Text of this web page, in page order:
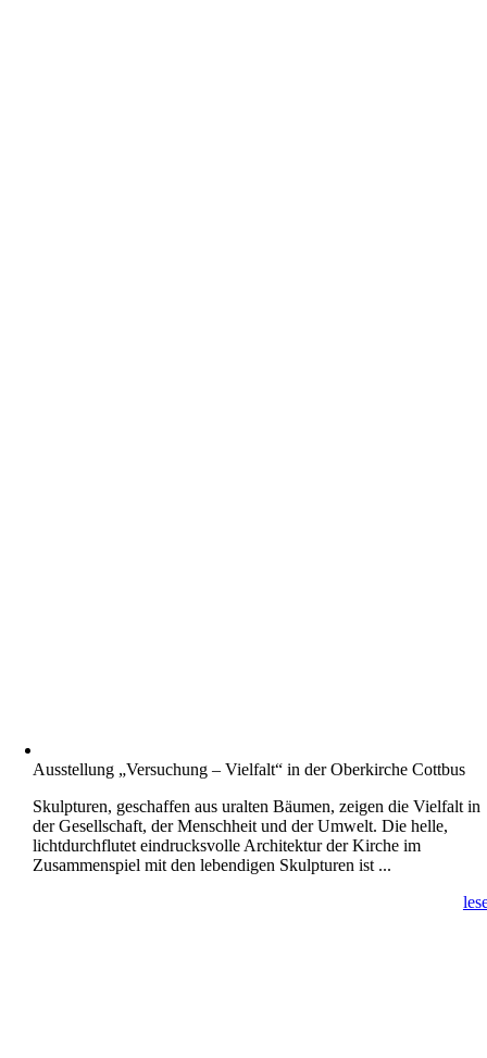
Ausstellung „Versuchung – Vielfalt“ in der Oberkirche Cottbus
Skulpturen, geschaffen aus uralten Bäumen, zeigen die Vielfalt in
der Gesellschaft, der Menschheit und der Umwelt. Die helle,
lichtdurchflutet eindrucksvolle Architektur der Kirche im
Zusammenspiel mit den lebendigen Skulpturen ist ...